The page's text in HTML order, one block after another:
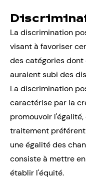
La discrimination
visant à favoriser
des catégories
auraient subi des
La discrimination
caractérise par la
promouvoir
traitement
une égalité des
consiste à mettre
établir l'équité.